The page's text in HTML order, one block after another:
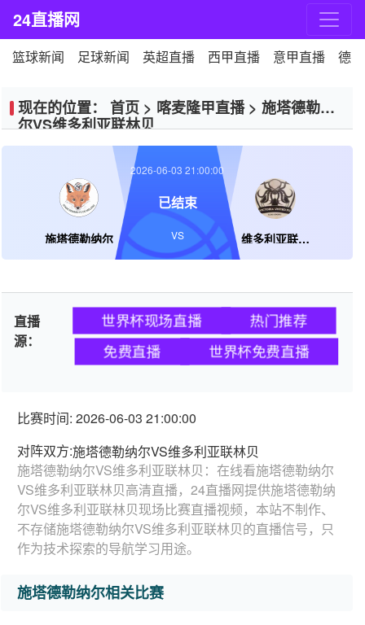
24直播网
篮球新闻 足球新闻 英超直播 西甲直播 意甲直播 德
现在的位置： 首页 > 喀麦隆甲直播> 施塔德勒纳
尔VS维多利亚联林贝
施塔德勒纳尔 维多利亚联林贝
2026-06-03 21:00:00
已结束
VS
直播
源：
世界杯现场直播
热门推荐
免费直播
世界杯免费直播
比赛时间: 2026-06-03 21:00:00
对阵双方:施塔德勒纳尔VS维多利亚联林贝
施塔德勒纳尔VS维多利亚联林贝：在线看施塔德勒纳尔
VS维多利亚联林贝高清直播，24直播网提供施塔德勒纳
尔VS维多利亚联林贝现场比赛直播视频，本站不制作、
不存储施塔德勒纳尔VS维多利亚联林贝的直播信号，只
作为技术探索的导航学习用途。
施塔德勒纳尔相关比赛